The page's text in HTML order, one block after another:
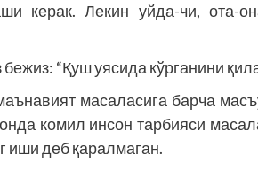
керак. Лекин уйда-чи, ота-
“Қуш уясида кўрганини
масаласига барча
комил инсон тарбияси
иши деб қаралмаган.